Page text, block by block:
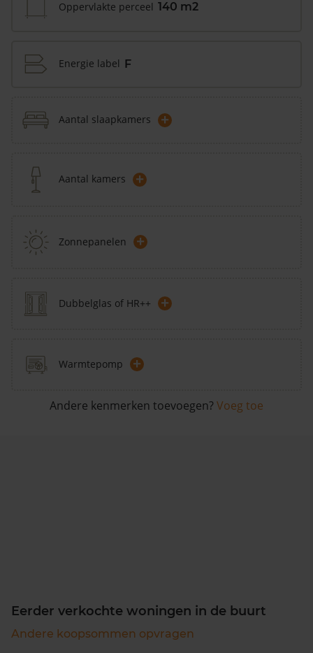
Oppervlakte perceel 140 m2
Energie label F
Aantal slaapkamers +
Aantal kamers +
Zonnepanelen +
Dubbelglas of HR++ +
Warmtepomp +
Andere kenmerken toevoegen? Voeg toe
Eerder verkochte woningen in de buurt
Andere koopsommen opvragen